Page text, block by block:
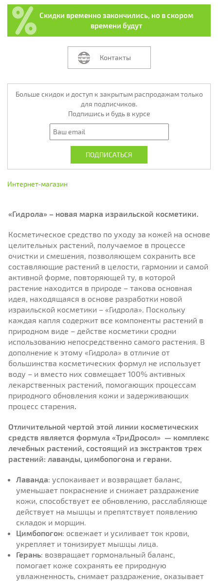
Скидки временно закончились, но в скором
времени будут
Контакты
Больше скидок и доступ к закрытым распродажам только
для подписчиков.
Подпишись и будь в курсе
Интернет-магазин
«Гидрола» – новая марка израильской косметики.
Косметическое средство по уходу за кожей на основе
целительных растений, получаемое в процессе
очистки и смешения, позволяющем сохранить все
составляющие растений в целости, гармонии и самой
активной форме, повторяющей ту, в которой
растение находится в природе – такова основная
идея, находящаяся в основе разработки новой
израильской косметики – «Гидрола». Поскольку
каждая капля содержит все компоненты растений в
природном виде – действе косметики сродни
использованию непосредственно самого растения. В
дополнение к этому «Гидрола» в отличие от
большинства косметических формул не использует
воду – и вместо них совмещает 100% активных
лекарственных растений, помогающих процессам
природного обновления кожи и задерживающих
процесс старения.
Отличительной чертой этой линии косметических
средств является формула «ТриДросол» — комплекс
лечебных растений, состоящий из экстрактов трех
растений: лаванды, цимбопогона и герани.
Лаванда: успокаивает и возвращает баланс,
уменьшает покраснение и снижает раздражение
кожи, способствует ее обновлению, расслабляюще
действует на мышцы и препятствует появлению
складок и морщин.
Цимбопогон: освежает и усиливает ток крови,
укрепляет и тонизирует мышцы лица.
Герань: возвращает гормональный баланс,
помогает коже сохранять ее природную
увлажненность, снимает раздражение, оказывает